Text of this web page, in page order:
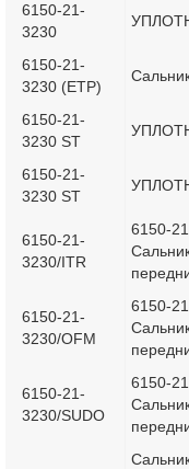
6150-21-
3230
6150-21-
3230 (ETP)
6150-21-
3230 ST
6150-21-
3230 ST
6150-21-
3230/ITR
6150-
6150-21-
3230/OFM
6150-
6150-21-
3230/SUDO
6150-